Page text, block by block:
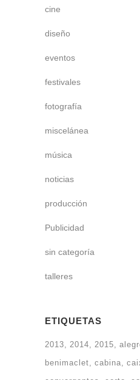
cine
diseño
eventos
festivales
fotografía
miscelánea
música
noticias
producción
Publicidad
sin categoría
talleres
ETIQUETAS
2013 2014 2015
benimaclet
cabina